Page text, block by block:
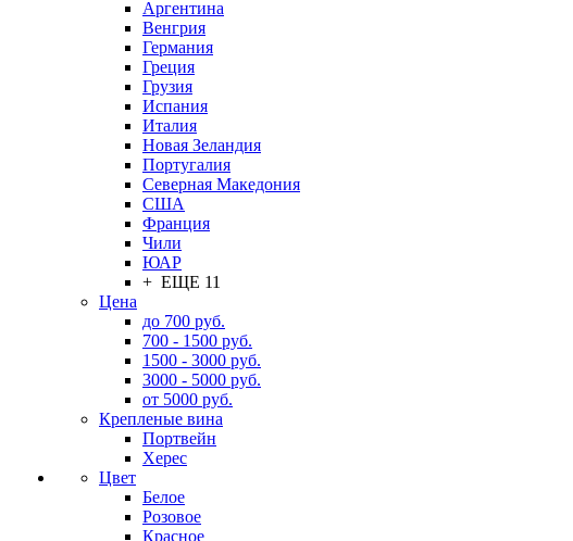
Аргентина
Венгрия
Германия
Греция
Грузия
Испания
Италия
Новая Зеландия
Португалия
Северная Македония
США
Франция
Чили
ЮАР
+ ЕЩЕ 11
Цена
до 700 руб.
700 - 1500 руб.
1500 - 3000 руб.
3000 - 5000 руб.
от 5000 руб.
Крепленые вина
Портвейн
Херес
Цвет
Белое
Розовое
Красное